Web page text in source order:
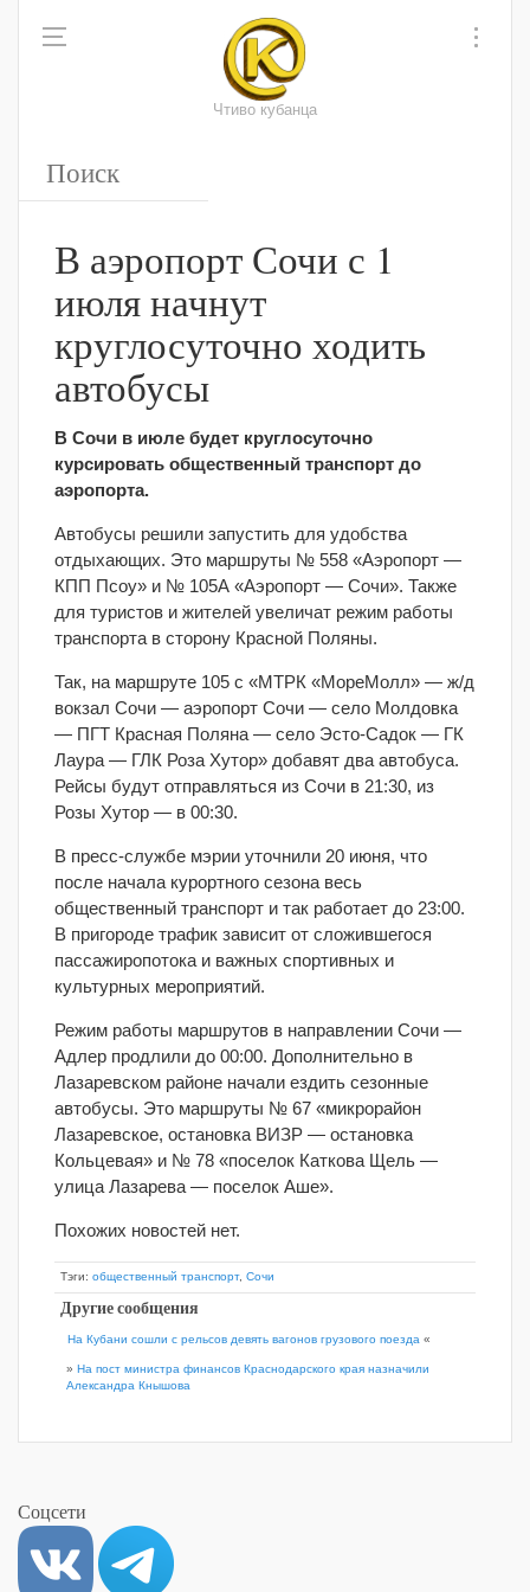
Чтиво кубанца
В аэропорт Сочи с 1
июля начнут
круглосуточно ходить
автобусы
В Сочи в июле будет круглосуточно
курсировать общественный транспорт до
аэропорта.
Автобусы решили запустить для удобства
отдыхающих. Это маршруты № 558 «Аэропорт —
КПП Псоу» и № 105А «Аэропорт — Сочи». Также
для туристов и жителей увеличат режим работы
транспорта в сторону Красной Поляны.
Так, на маршруте 105 с «МТРК «МореМолл» — ж/д
вокзал Сочи — аэропорт Сочи — село Молдовка
— ПГТ Красная Поляна — село Эсто-Садок — ГК
Лаура — ГЛК Роза Хутор» добавят два автобуса.
Рейсы будут отправляться из Сочи в 21:30, из
Розы Хутор — в 00:30.
В пресс-службе мэрии уточнили 20 июня, что
после начала курортного сезона весь
общественный транспорт и так работает до 23:00.
В пригороде трафик зависит от сложившегося
пассажиропотока и важных спортивных и
культурных мероприятий.
Режим работы маршрутов в направлении Сочи —
Адлер продлили до 00:00. Дополнительно в
Лазаревском районе начали ездить сезонные
автобусы. Это маршруты № 67 «микрорайон
Лазаревское, остановка ВИЗР — остановка
Кольцевая» и № 78 «поселок Каткова Щель —
улица Лазарева — поселок Аше».
Похожих новостей нет.
Тэги: общественный транспорт, Сочи
Другие сообщения
На Кубани сошли с рельсов девять вагонов грузового поезда «
» На пост министра финансов Краснодарского края назначили
Александра Кнышова
Соцсети